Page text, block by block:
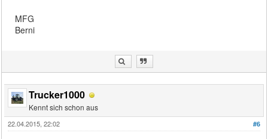
MFG
Berni
Trucker1000
Kennt sich schon aus
#6
22.04.2015, 22:02